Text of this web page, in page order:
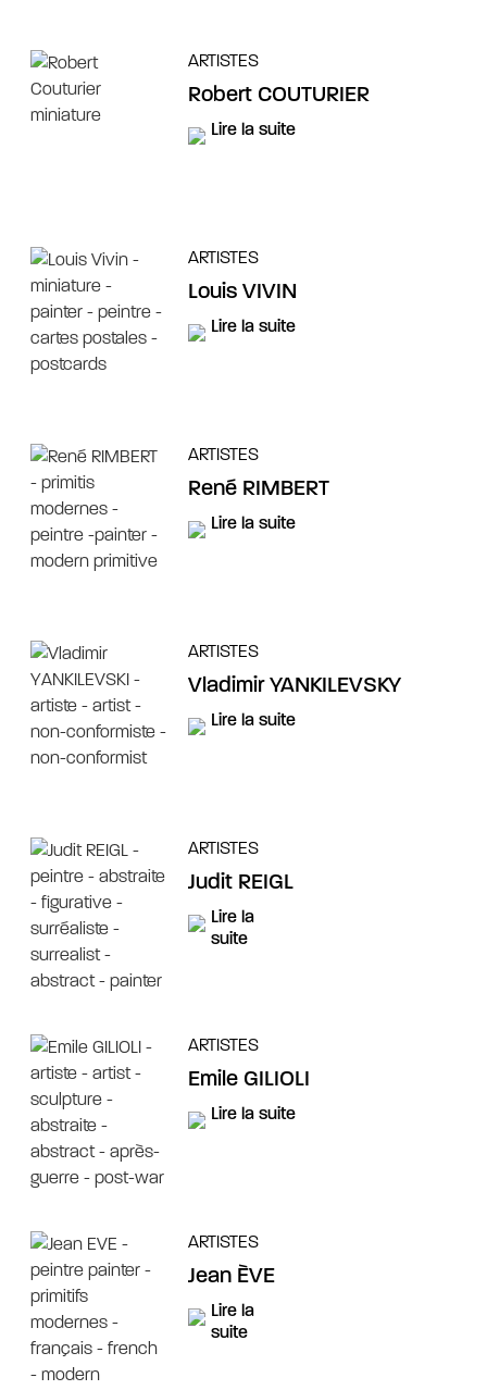
ARTISTES
Robert COUTURIER
Lire la suite
ARTISTES
Louis VIVIN
Lire la suite
ARTISTES
René RIMBERT
Lire la suite
ARTISTES
Vladimir YANKILEVSKY
Lire la suite
ARTISTES
Judit REIGL
Lire la
suite
ARTISTES
Emile GILIOLI
Lire la suite
ARTISTES
Jean ÈVE
Lire la
suite